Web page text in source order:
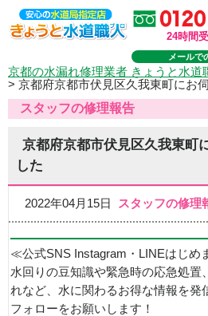
24時間
メールで
京都の水漏れ修理業者 きょうと水道
> 京都府京都市伏見区久我東町にお
スタッフの修理報告
京都府京都市伏見区久我東町
した
2022年04月15日 スタッフの修理
≪公式SNS Instagram・LINEはじめ
水回りの豆知識や緊急時の応急処置
れなど、水に関わるお得な情報を発
フォローをお願いします！